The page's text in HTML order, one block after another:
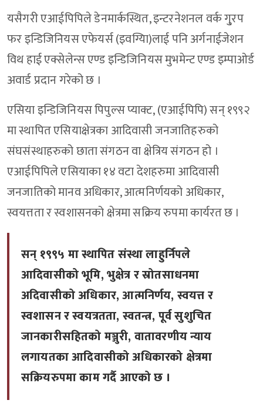
यसैगरी एआईपिपिले डेनमार्कस्थित, इन्टरनेशनल वर्क गु्रप
फर इन्डिजिनियस एफेयर्स (इवग्यिा)लाई पनि अर्गनाईजेशन
विथ हाई एक्सेलेन्स एण्ड इन्डिजिनियस मुभमेन्ट एण्ड इम्पाओर्ड
अवार्ड प्रदान गरेको छ ।
एसिया इन्डिजिनियस पिपुल्स प्याक्ट, (एआईपिपि) सन् १९९२
मा स्थापित एसियाक्षेत्रका आदिवासी जनजातिहरुको
संघसंस्थाहरुको छाता संगठन वा क्षेत्रिय संगठन हो ।
एआईपिपिले एसियाका १४ वटा देशहरुमा आदिवासी
जनजातिको मानव अधिकार, आत्मनिर्णयको अधिकार,
स्वयत्तता र स्वशासनको क्षेत्रमा सक्रिय रुपमा कार्यरत छ ।
सन् १९९५ मा स्थापित संस्था लाहुर्निपले
आदिवासीको भूमि, भुक्षेत्र र स्रोतसाधनमा
अदिवासीको अधिकार, आत्मनिर्णय, स्वयत्त र
स्वशासन र स्वयत्रतता, स्वतन्त्र, पूर्व सुशुचित
जानकारीसहितको मञ्जुरी, वातावरणीय न्याय
लगायतका आदिवासीको अधिकारको क्षेत्रमा
सक्रियरुपमा काम गर्दै आएको छ ।